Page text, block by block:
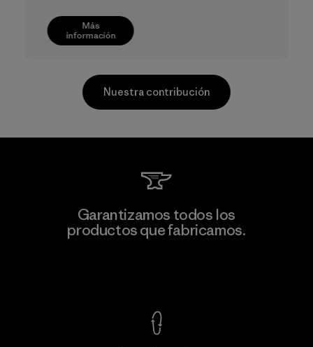
Más
información
Greentech Headgear Company
Limited - Dong Nai
Nuestra contribución
Garantizamos todos los
productos que fabricamos.